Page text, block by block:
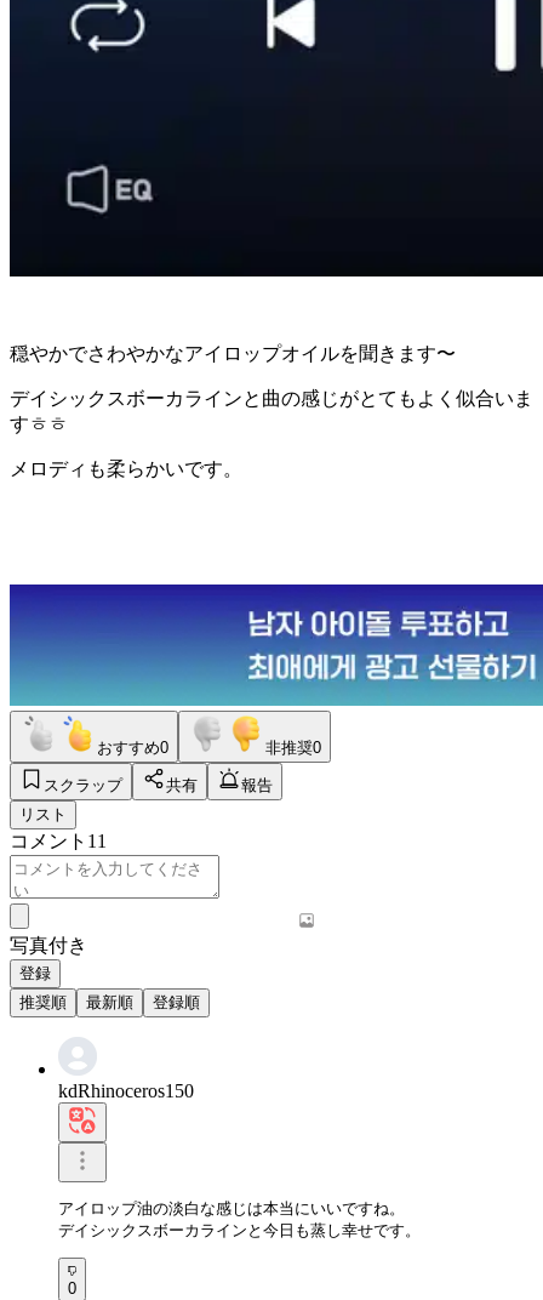
穏やかでさわやかなアイロップオイルを聞きます〜
デイシックスボーカラインと曲の感じがとてもよく似合いま
すㅎㅎ
メロディも柔らかいです。
おすすめ0 非推奨0
スクラップ 共有
報告
リスト
コメント 11
写真付き
登録
推奨順
最新順 登録順
kdRhinoceros150
アイロップ油の淡白な感じは本当にいいですね。
デイシックスボーカラインと今日も蒸し幸せです。
0